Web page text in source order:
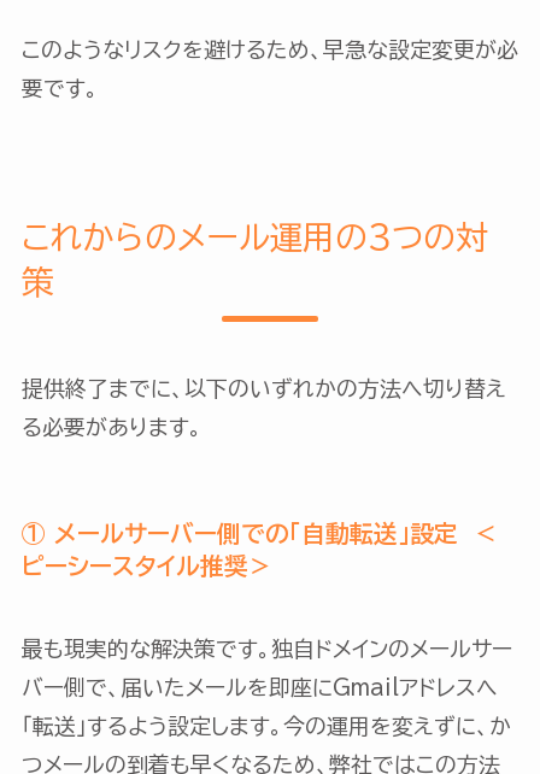
このようなリスクを避けるため、早急な設定変更が必
要です。
これからのメール運用の3つの対
策
提供終了までに、以下のいずれかの方法へ切り替え
る必要があります。
① メールサーバー側での「自動転送」設定
＜
ピーシースタイル推奨＞
最も現実的な解決策です。独自ドメインのメールサー
バー側で、届いたメールを即座にGmailアドレスへ
「転送」するよう設定します。今の運用を変えずに、か
つメールの到着も早くなるため、弊社ではこの方法